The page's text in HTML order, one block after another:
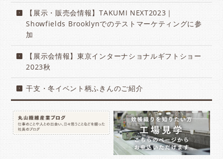
【展示・販売会情報】TAKUMI NEXT2023｜
Showfields Brooklynでのテストマーケティングに参
加
【展示会情報】東京インターナショナルギフトショー
2023秋
干支・冬イベント柄ふきんのご紹介